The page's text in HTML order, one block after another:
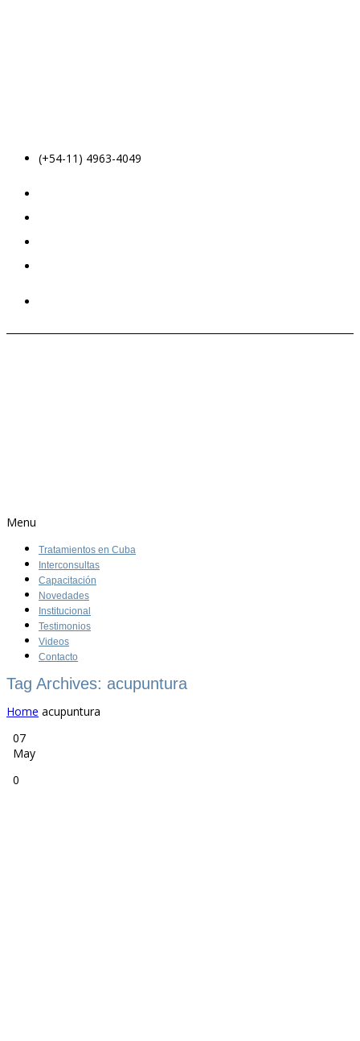
(+54-11) 4963-4049
Menu
Tratamientos en Cuba
Interconsultas
Capacitación
Novedades
Institucional
Testimonios
Videos
Contacto
Tag Archives: acupuntura
Home acupuntura
07
May
0